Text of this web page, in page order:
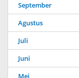
September
Agustus
Juli
Juni
Mei